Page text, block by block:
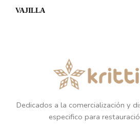
VAJILLA
Dedicados a la comercialización y
especifico para